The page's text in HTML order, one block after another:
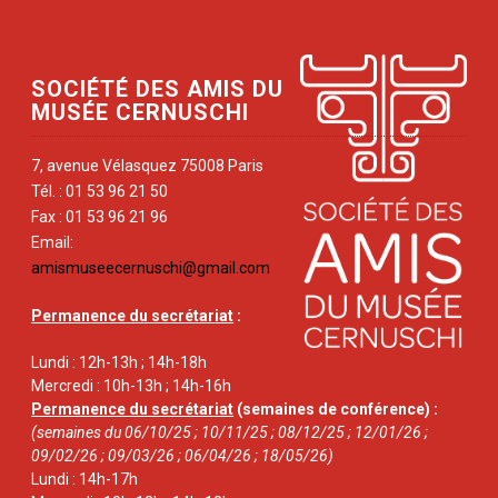
SOCIÉTÉ DES AMIS DU
MUSÉE CERNUSCHI
7, avenue Vélasquez 75008 Paris
Tél. : 01 53 96 21 50
Fax : 01 53 96 21 96
Email:
amismuseecernuschi@gmail.com
Permanence du secrétariat :
Lundi : 12h-13h ; 14h-18h
Mercredi : 10h-13h ; 14h-16h
Permanence du secrétariat (semaines de conférence) :
(semaines du 06/10/25 ; 10/11/25 ; 08/12/25 ; 12/01/26 ;
09/02/26 ; 09/03/26 ; 06/04/26 ; 18/05/26)
Lundi : 14h-17h